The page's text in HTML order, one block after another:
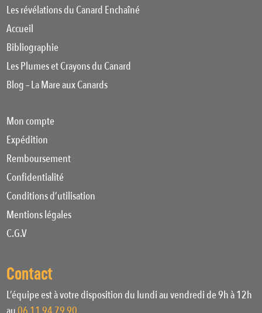
Les révélations du Canard Enchaîné
Accueil
Bibliographie
Les Plumes et Crayons du Canard
Blog – La Mare aux Canards
Mon compte
Expédition
Remboursement
Confidentialité
Conditions d’utilisation
Mentions légales
C.G.V
Contact
L’équipe est à votre disposition du lundi au vendredi de 9h à 12h